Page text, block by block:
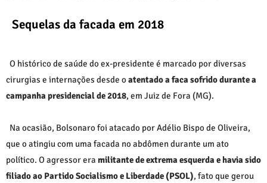
Sequelas da facada em 2018
O histórico de saúde do ex-presidente é marcado por diversas
cirurgias e internações desde oatentado a faca sofrido durante a
campanha presidencial de 2018, em Juiz de Fora (MG).
Na ocasião, Bolsonaro foi atacado porAdélio Bispo de Oliveira,
que o atingiu com uma facada no abdômen durante um ato
político. O agressor era militante de extrema esquerda e havia sido
filiado ao Partido Socialismo e Liberdade (PSOL), fato que gerou